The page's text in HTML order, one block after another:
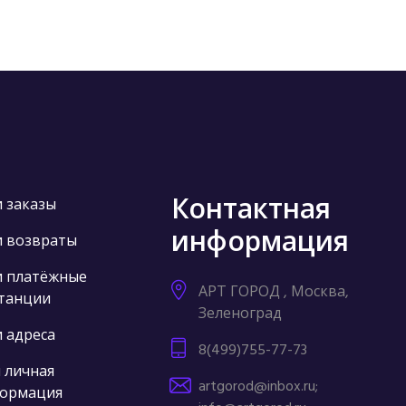
Контактная
информация
АРТ ГОРОД , Москва,
Зеленоград
8(499)755-77-73
artgorod@inbox.ru;